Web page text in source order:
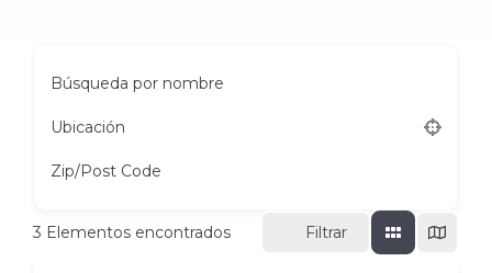
Búsqueda por nombre
Ubicación
Zip/Post Code
3 Elementos encontrados Filtrar